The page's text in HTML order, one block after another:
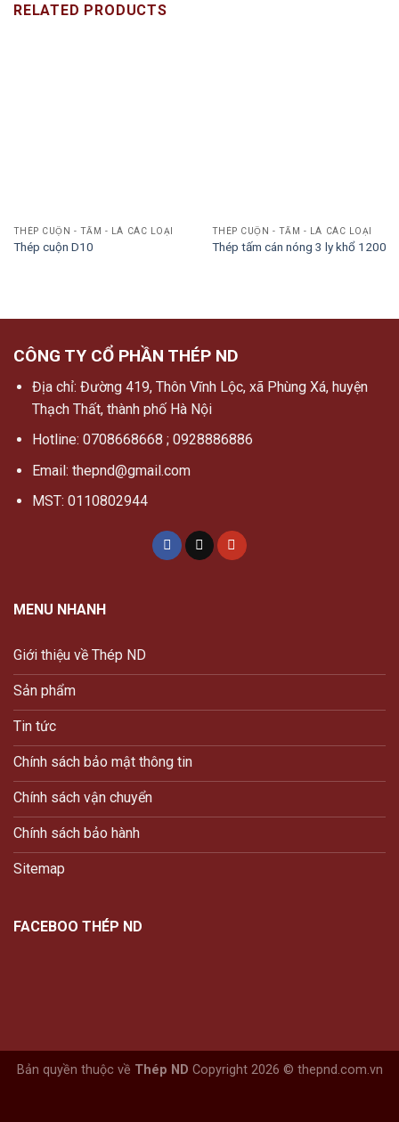
RELATED PRODUCTS
THÉP CUỘN - TẤM - LÁ CÁC LOẠI
Thép cuộn D10
THÉP CUỘN - TẤM - LÁ CÁC LOẠI
Thép tấm cán nóng 3 ly khổ 1200
CÔNG TY CỔ PHẦN THÉP ND
Địa chỉ: Đường 419, Thôn Vĩnh Lộc, xã Phùng Xá, huyện
Thạch Thất, thành phố Hà Nội
Hotline: 0708668668 ; 0928886886
Email: thepnd@gmail.com
MST: 0110802944
MENU NHANH
Giới thiệu về Thép ND
Sản phẩm
Tin tức
Chính sách bảo mật thông tin
Chính sách vận chuyển
Chính sách bảo hành
Sitemap
FACEBOO THÉP ND
Bản quyền thuộc về Thép ND Copyright 2026 © thepnd.com.vn